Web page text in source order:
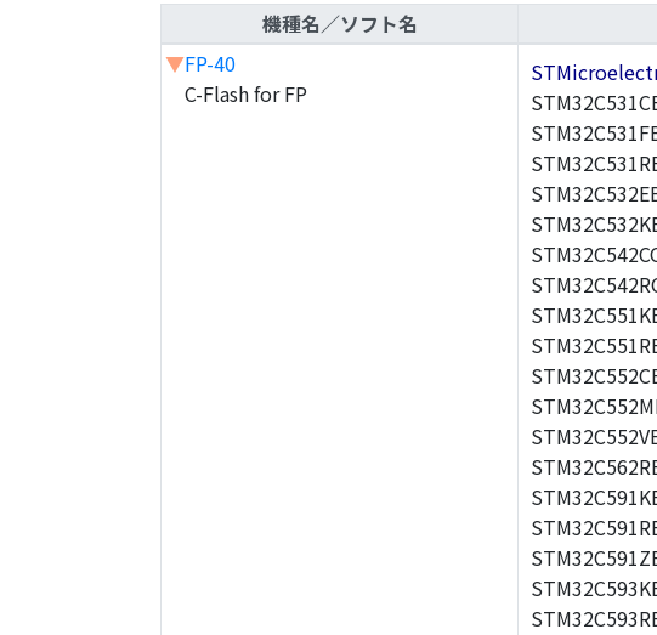
機種名／ソフト名
▼FP-40
C-Flash for FP